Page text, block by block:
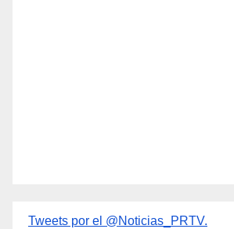
Tweets por el @Noticias_PRTV.